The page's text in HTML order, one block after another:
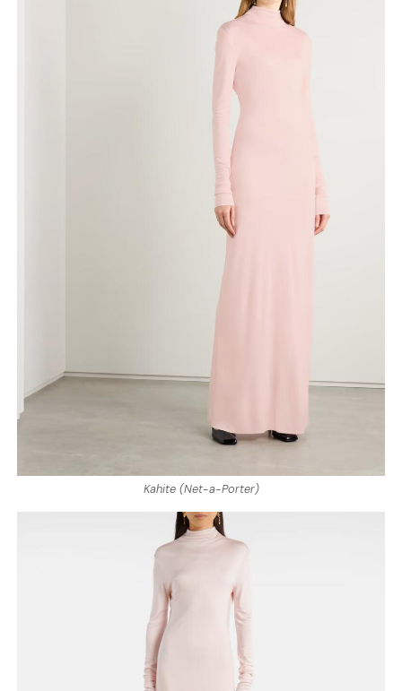
Kahite (Net-a-Porter)